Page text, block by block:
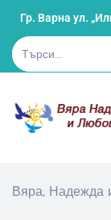
Гр. Варна ул.
Вяра, Надежда